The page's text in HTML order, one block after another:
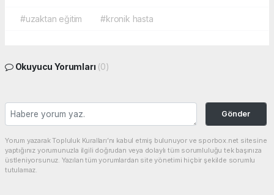
#uzaktan eğitim #kronik hasta
Okuyucu Yorumları (0)
Gönder
Yorum yazarak Topluluk Kuralları’nı kabul etmiş bulunuyor ve sporbox.net sitesine
yaptığınız yorumunuzla ilgili doğrudan veya dolaylı tüm sorumluluğu tek başınıza
üstleniyorsunuz. Yazılan tüm yorumlardan site yönetimi hiçbir şekilde sorumlu
tutulamaz.